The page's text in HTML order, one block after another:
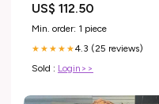
access to telecommunications
service UEP
US$ 112.50
Min. order: 1 piece
★★★★★4.3 (25 reviews)
Sold : Login>>